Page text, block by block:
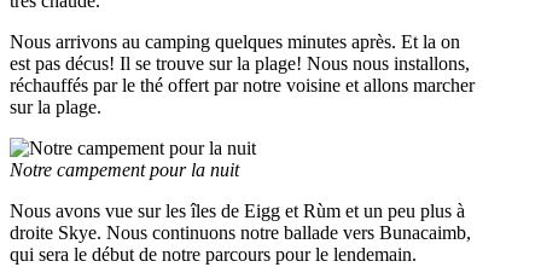
Nous arrivons au camping quelques minutes après. Et la on
est pas décus! Il se trouve sur la plage! Nous nous installons,
réchauffés par le thé offert par notre voisine et allons marcher
sur la plage.
Notre campement pour la nuit
Nous avons vue sur les îles de Eigg et Rùm et un peu plus à
droite Skye. Nous continuons notre ballade vers Bunacaimb,
qui sera le début de notre parcours pour le lendemain.